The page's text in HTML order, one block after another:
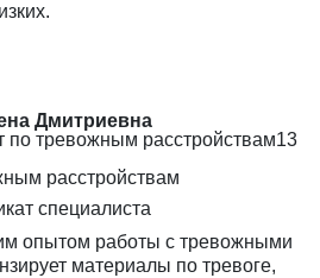
Дмитриевна
по тревожным расстройствам13
расстройствам
специалиста
опытом работы с тревожными
материалы по тревоге,